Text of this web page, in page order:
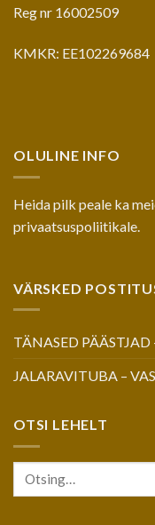
Reg nr 16002509
KMKR: EE102269684
OLULINE INFO
Heida pilk peale ka
privaatsuspoliitikale.
VÄRSKED
TÄNASED
JALARAVITUBA –
OTSI LEHELT